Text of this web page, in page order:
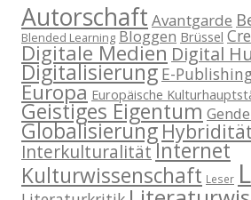
Autorschaft Avantgarde
Blended Learning Bloggen Brüssel
Digitale Medien Digital
Digitalisierung E-Publishing
Europa Europäische
Geistiges Eigentum
Globalisierung
InterkulturalitätInternet
Kulturwissenschaft Leser